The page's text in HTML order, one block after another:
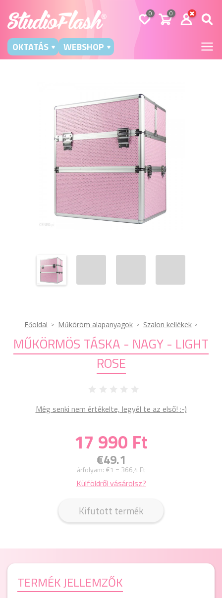
0 0
OKTATÁS WEBSHOP
Főoldal Műköröm alapanyagok Szalon kellékek
MŰKÖRMÖS TÁSKA - NAGY - LIGHT
ROSE
Még senki nem értékelte, legyél te az első! :-)
17 990 Ft
€49.1
árfolyam: €1 = 366,4 Ft
Külföldről vásárolsz?
Kifutott termék
TERMÉK JELLEMZŐK